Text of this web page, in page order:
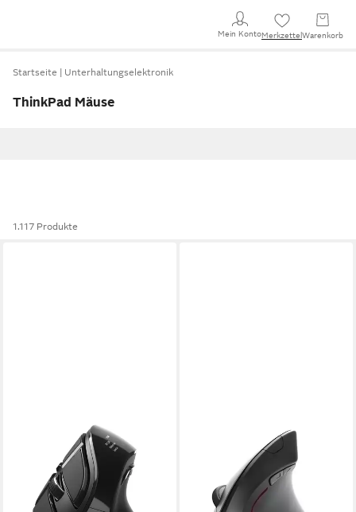
Mein KontoMerkzettel Warenkorb
Startseite Unterhaltungselektronik
ThinkPad Mäuse
1.117 Produkte